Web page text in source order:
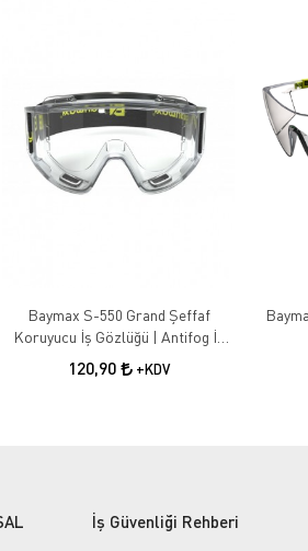
Baymax S-550 Grand Şeffaf
Koruyucu İş Gözlüğü | Antifog İş
Güvenliği Gözlüğü
120,90 +KDV
İş Güvenliği Rehberi